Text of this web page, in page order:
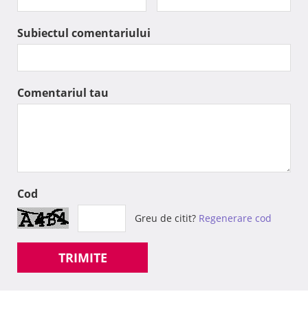
Subiectul comentariului
Comentariul tau
Cod
Greu de citit? Regenerare cod
TRIMITE